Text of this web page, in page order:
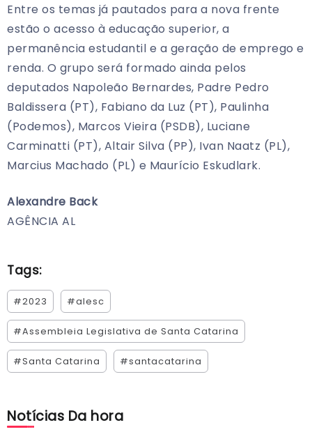
Entre os temas já pautados para a nova frente
estão o acesso à educação superior, a
permanência estudantil e a geração de emprego e
renda. O grupo será formado ainda pelos
deputados Napoleão Bernardes, Padre Pedro
Baldissera (PT), Fabiano da Luz (PT), Paulinha
(Podemos), Marcos Vieira (PSDB), Luciane
Carminatti (PT), Altair Silva (PP), Ivan Naatz (PL),
Marcius Machado (PL) e Maurício Eskudlark.
Alexandre Back
AGÊNCIA AL
Tags:
#2023 #alesc
#Assembleia Legislativa de Santa Catarina
#Santa Catarina #santacatarina
Notícias Da hora